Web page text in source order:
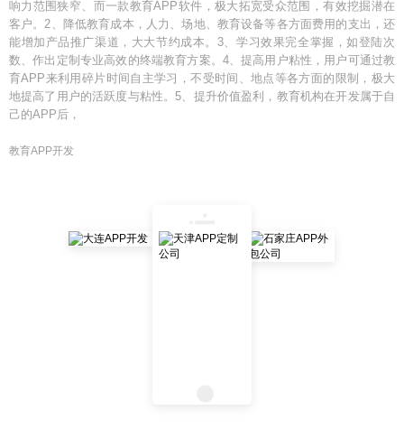
响力范围狭窄、而一款教育APP软件，极大拓宽受众范围，有效挖掘潜在
客户。2、降低教育成本，人力、场地、教育设备等各方面费用的支出，还
能增加产品推广渠道，大大节约成本。3、学习效果完全掌握，如登陆次
数、作出定制专业高效的终端教育方案。4、提高用户粘性，用户可通过教
育APP来利用碎片时间自主学习，不受时间、地点等各方面的限制，极大
地提高了用户的活跃度与粘性。5、提升价值盈利，教育机构在开发属于自
己的APP后，
教育APP开发